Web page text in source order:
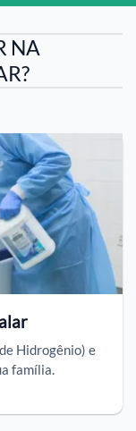
NA
Hidrogênio) e
família.